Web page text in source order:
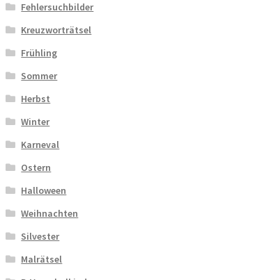
Fehlersuchbilder
Kreuzworträtsel
Frühling
Sommer
Herbst
Winter
Karneval
Ostern
Halloween
Weihnachten
Silvester
Malrätsel